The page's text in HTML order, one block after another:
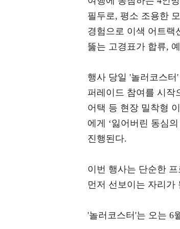
필두로, 평소 조용한
경험으로 이색 어트랙
뚫는 고경표가 합류,
행사 당일 '놀러코스
퍼레이드 참여를 시작
어택 등 현장 밀착형
에게 ‘잃어버린 동심
진행된다.
이번 행사는 단순한
먼저 선보이는 자리가
'놀러코스터'는 오는 6